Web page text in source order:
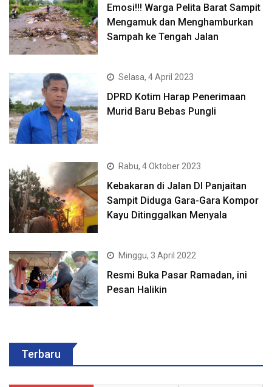
Emosi!!! Warga Pelita Barat Sampit
Mengamuk dan Menghamburkan
Sampah ke Tengah Jalan
Selasa, 4 April 2023
DPRD Kotim Harap Penerimaan
Murid Baru Bebas Pungli
Rabu, 4 Oktober 2023
Kebakaran di Jalan DI Panjaitan
Sampit Diduga Gara-Gara Kompor
Kayu Ditinggalkan Menyala
Minggu, 3 April 2022
Resmi Buka Pasar Ramadan, ini
Pesan Halikin
Terbaru